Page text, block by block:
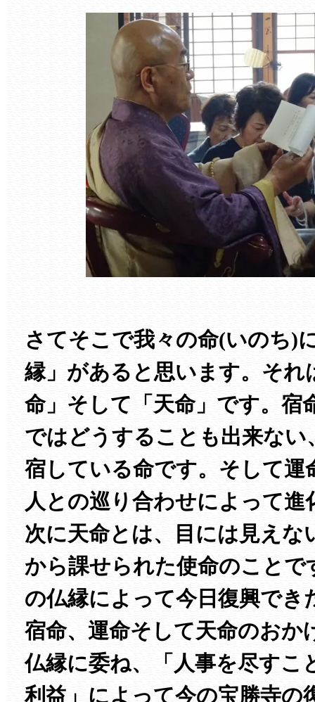
さてそこで我々の命(いのち)
縁」があると思います。それ
命」そして「天命」です。宿
ではどうすることも出来ない
宿している命です。そして運
人との巡り合わせによって
次に天命とは、目には見えな
から課せられた使命のことで
の仏縁によって今日復興でき
宿命、運命そして天命のおか
仏縁に委ね、「人事を尽すこ
利益」によって今の宝勝寺の